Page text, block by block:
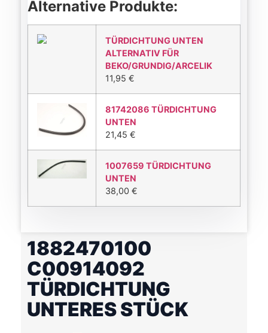
Alternative Produkte:
TÜRDICHTUNG UNTEN
ALTERNATIV FÜR
BEKO/GRUNDIG/ARCELIK
11,95 €
81742086 TÜRDICHTUNG
UNTEN
21,45 €
1007659 TÜRDICHTUNG
UNTEN
38,00 €
1882470100
C00914092
TÜRDICHTUNG
UNTERES STÜCK